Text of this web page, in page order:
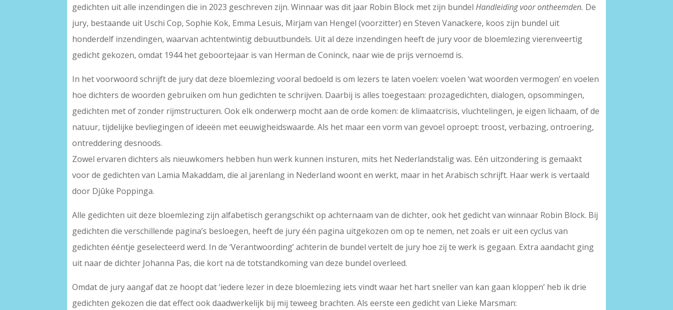
gedichten uit alle inzendingen die in 2023 geschreven zijn. Winnaar was dit jaar Robin Block met zijn bundelHandleiding voor ontheemden. De
jury, bestaande uit Uschi Cop, Sophie Kok, Emma Lesuis, Mirjam van Hengel (voorzitter) en Steven Vanackere, koos zijn bundel uit
honderdelf inzendingen, waarvan achtentwintig debuutbundels. Uit al deze inzendingen heeft de jury voor de bloemlezing vierenveertig
gedicht gekozen, omdat 1944 het geboortejaar is van Herman de Coninck, naar wie de prijs vernoemd is.
In het voorwoord schrijft de jury dat deze bloemlezing vooral bedoeld is om lezers te laten voelen: voelen ‘wat woorden vermogen’ en voelen
hoe dichters de woorden gebruiken om hun gedichten te schrijven. Daarbij is alles toegestaan: prozagedichten, dialogen, opsommingen,
gedichten met of zonder rijmstructuren. Ook elk onderwerp mocht aan de orde komen: de klimaatcrisis, vluchtelingen, je eigen lichaam, of de
natuur, tijdelijke bevliegingen of ideeën met eeuwigheidswaarde. Als het maar een vorm van gevoel oproept: troost, verbazing, ontroering,
ontreddering desnoods.
Zowel ervaren dichters als nieuwkomers hebben hun werk kunnen insturen, mits het Nederlandstalig was. Eén uitzondering is gemaakt
voor de gedichten van Lamia Makaddam, die al jarenlang in Nederland woont en werkt, maar in het Arabisch schrijft. Haar werk is vertaald
door Djûke Poppinga.
Alle gedichten uit deze bloemlezing zijn alfabetisch gerangschikt op achternaam van de dichter, ook het gedicht van winnaar Robin Block. Bij
gedichten die verschillende pagina’s besloegen, heeft de jury één pagina uitgekozen om op te nemen, net zoals er uit een cyclus van
gedichten ééntje geselecteerd werd. In de ‘Verantwoording’ achterin de bundel vertelt de jury hoe zij te werk is gegaan. Extra aandacht ging
uit naar de dichter Johanna Pas, die kort na de totstandkoming van deze bundel overleed.
Omdat de jury aangaf dat ze hoopt dat ‘iedere lezer in deze bloemlezing iets vindt waar het hart sneller van kan gaan kloppen’ heb ik drie
gedichten gekozen die dat effect ook daadwerkelijk bij mij teweeg brachten. Als eerste een gedicht van Lieke Marsman: